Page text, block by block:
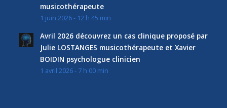
musicothérapeute
1 juin 2026 - 12 h 45 min
Avril 2026 découvrez un cas clinique proposé par
Julie LOSTANGES musicothérapeute et Xavier
BOIDIN psychologue clinicien
1 avril 2026 - 7 h 00 min